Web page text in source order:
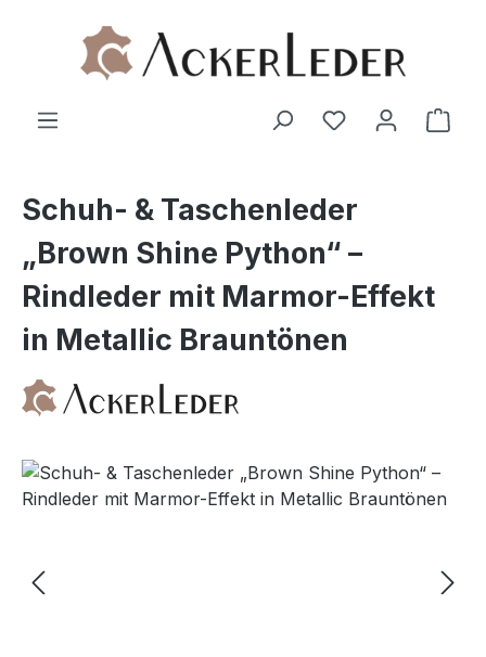
Zum Hauptinhalt springen
Schuh- & Taschenleder
„Brown Shine Python“ –
Rindleder mit Marmor-Effekt
in Metallic Brauntönen
Bildergalerie überspringen